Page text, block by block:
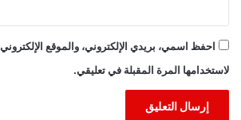
احفظ اسمي، بريدي الإلكتروني، والموقع
لاستخدامها المرة المقبلة في تعليقي.